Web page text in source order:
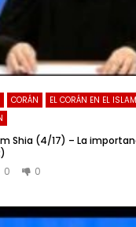
CORÁN
EL CORÁN EN EL
Shia (4/17) – La
0 0